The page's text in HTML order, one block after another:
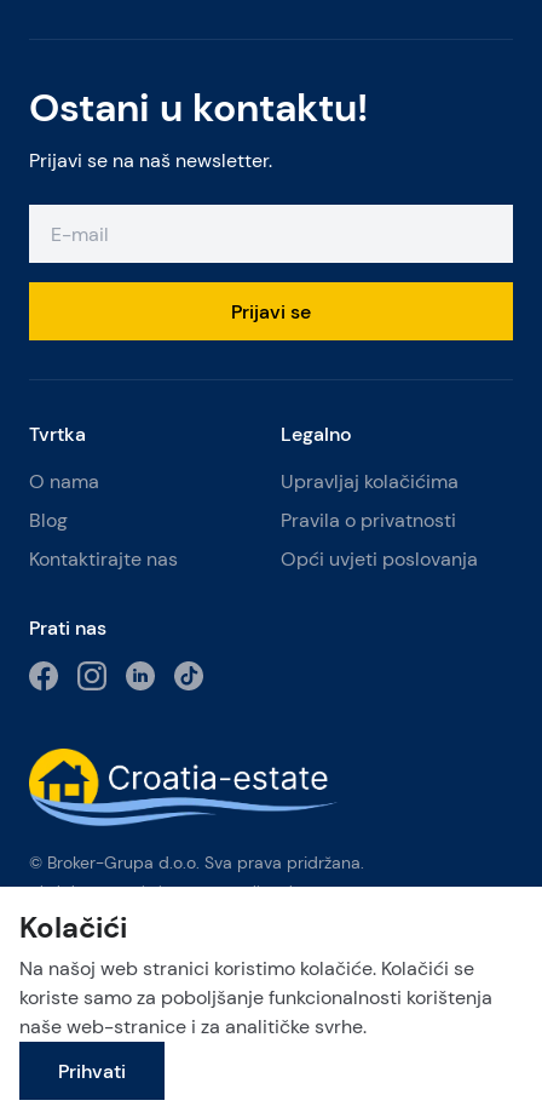
Pošalji upit
Ostani u kontaktu!
Prijavi se na naš newsletter.
Prijavi se
Tvrtka
O nama
Blog
Kontaktirajte nas
Legalno
Upravljaj kolačićima
Pravila o privatnosti
Opći uvjeti poslovanja
Prati nas
© Broker-Grupa d.o.o. Sva prava pridržana.
Obala kneza Branimira 1, 21000 Split-Phone: +385 98 384 007
Broker-grupa d.o.o. je ekskluzivni član Forbes Global
Properties u Hrvatskoj. Forbes® je registrirani zaštitni znak koji
se koristi pod licencom.
This site is protected by reCAPTCHA and the Google
Kolačići
Na našoj web stranici koristimo kolačiće. Kolačići se
koriste samo za poboljšanje funkcionalnosti korištenja
naše web-stranice i za analitičke svrhe.
Prihvati